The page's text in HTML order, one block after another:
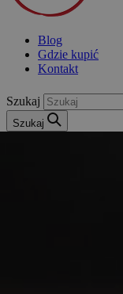
Blog
Gdzie kupić
Kontakt
Szukaj
Szukaj